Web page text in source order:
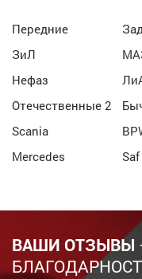
Передние
ЗиЛ
Нефаз
Отечественные 2
Scania
Mercedes
Saf
ВАШИ ОТЗЫВЫ